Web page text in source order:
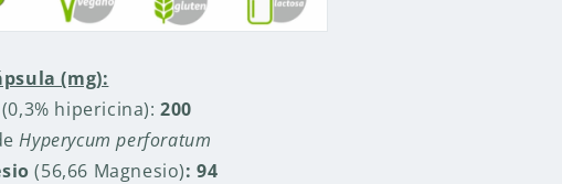
(mg):
(0,3% hipericina):200
Hyperycum perforatum
(56,66 Magnesio): 94